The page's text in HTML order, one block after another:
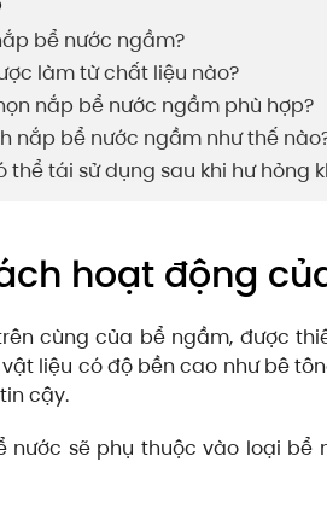
bể nước ngầm?
làm từ chất liệu nào?
nắp bể nước ngầm phù hợp?
nắp bể nước ngầm như thế
tái sử dụng sau khi hư hỏng
hoạt động
cùng của bể ngầm, được
liệu có độ bền cao như bê
cậy.
sẽ phụ thuộc vào loại bể